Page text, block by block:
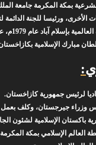
بمكة المكرمة جامعة
الأخرى، ورئيسا للجنة
وعين عضوا في مجلس أمناء هذه الجامعة، وتولي رئاستها لمدة أربعة عشر عاما.
مبارك الإسلامية
لرئيس جمهورية كازاخستان.
وزراء جيرجستان، وكلف بعمل
الإسلامية لشئون
العالم الإسلامي بمكة